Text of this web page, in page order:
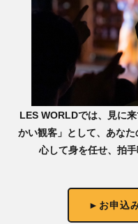
LES WORLDでは、見に
かい観客」として、あな
心して身を任せ、拍
►お申込